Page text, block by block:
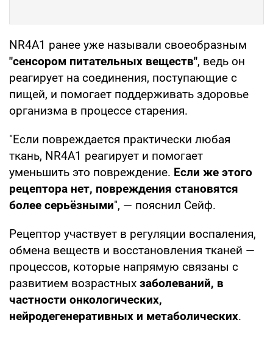
NR4A1 ранее уже называли своеобразным
"сенсором питательных веществ", ведь он
реагирует на соединения, поступающие с
пищей, и помогает поддерживать здоровье
организма в процессе старения.
"Если повреждается практически любая
ткань, NR4A1 реагирует и помогает
уменьшить это повреждение. Если же этого
рецептора нет, повреждения становятся
более серьёзными", — пояснил Сейф.
Рецептор участвует в регуляции воспаления,
обмена веществ и восстановления тканей —
процессов, которые напрямую связаны с
развитием возрастных заболеваний, в
частности онкологических,
нейродегенеративных и метаболических.